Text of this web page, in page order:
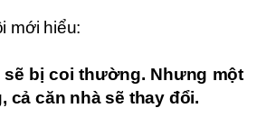
mới hiểu:
sẽ bị coi thường. Nhưng một
cả căn nhà sẽ thay đổi.